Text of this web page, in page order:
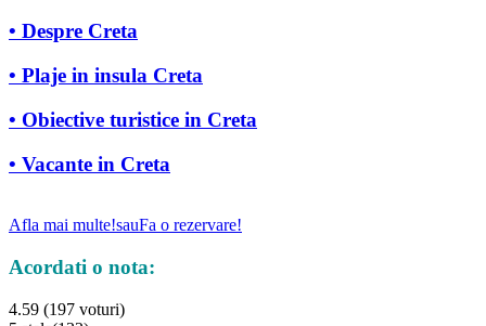
• Despre Creta
• Plaje in insula Creta
• Obiective turistice in Creta
• Vacante in Creta
Afla mai multe!sauFa o rezervare!
Acordati o nota:
4.59 (197 voturi)